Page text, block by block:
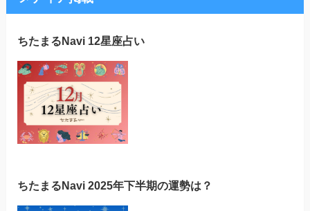
ちたまるNavi 12星座占い
ちたまるNavi 2025年下半期の運勢は？